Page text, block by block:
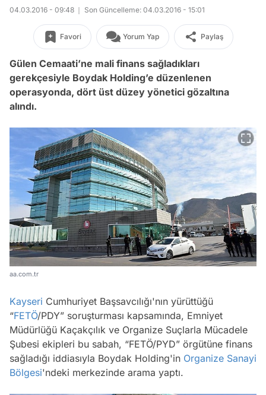
04.03.2016 - 09:48 Son Güncelleme: 04.03.2016 - 15:01
Favori Yorum Yap Paylaş
Gülen Cemaati’ne mali finans sağladıkları
gerekçesiyle Boydak Holding’e düzenlenen
operasyonda, dört üst düzey yönetici gözaltına
alındı.
aa.com.tr
Kayseri Cumhuriyet Başsavcılığı'nın yürüttüğü
“FETÖ/PDY” soruşturması kapsamında, Emniyet
Müdürlüğü Kaçakçılık ve Organize Suçlarla Mücadele
Şubesi ekipleri bu sabah, “FETÖ/PYD” örgütüne finans
sağladığı iddiasıyla Boydak Holding'in Organize Sanayi
Bölgesi'ndeki merkezinde arama yaptı.